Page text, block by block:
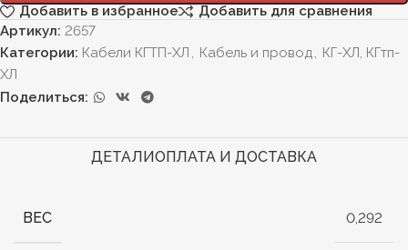
Добавить в избранное
Добавить для сравнения
Артикул: 2657
Категории: Кабели КГТП-ХЛ , Кабель и провод, КГ-ХЛ, КГтп-
ХЛ
Поделиться:
ДЕТАЛИОПЛАТА И ДОСТАВКА
ВЕС 0,292